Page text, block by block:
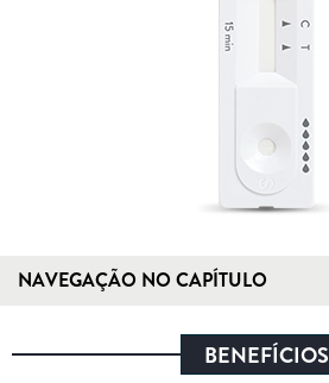
NAVEGAÇÃO NO CAPÍTULO
BENEFÍCIOS